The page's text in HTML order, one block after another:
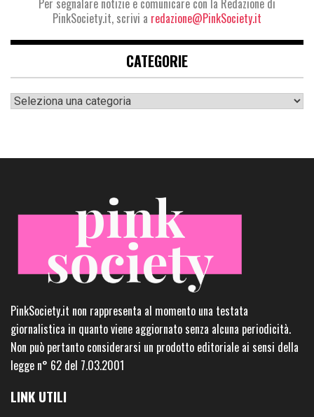
PinkSociety.it, scrivi a redazione@PinkSociety.it
CATEGORIE
Categorie
PinkSociety.it non rappresenta al momento una testata
giornalistica in quanto viene aggiornato senza alcuna periodicità.
Non può pertanto considerarsi un prodotto editoriale ai sensi della
legge n° 62 del 7.03.2001
LINK UTILI